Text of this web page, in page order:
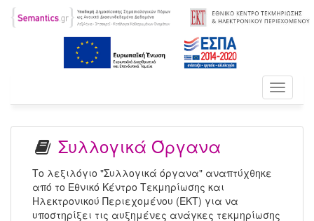
Toggle
Συλλογικά Όργανα
Το λεξιλόγιο "Συλλογικά όργανα" αναπτύχθηκε
από το Εθνικό Κέντρο Τεκμηρίωσης και
Ηλεκτρονικού Περιεχομένου (ΕΚΤ) για να
υποστηρίξει τις αυξημένες ανάγκες τεκμηρίωσης